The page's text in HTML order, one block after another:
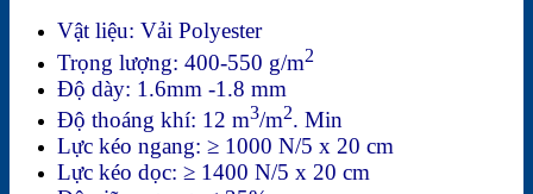
Vật liệu: Vải Polyester
Trọng lượng: 400-550 g/m2
Độ dày: 1.6mm -1.8 mm
Độ thoáng khí: 12 m3/m2. Min
Lực kéo ngang: ≥ 1000 N/5 x 20 cm
Lực kéo dọc: ≥ 1400 N/5 x 20 cm